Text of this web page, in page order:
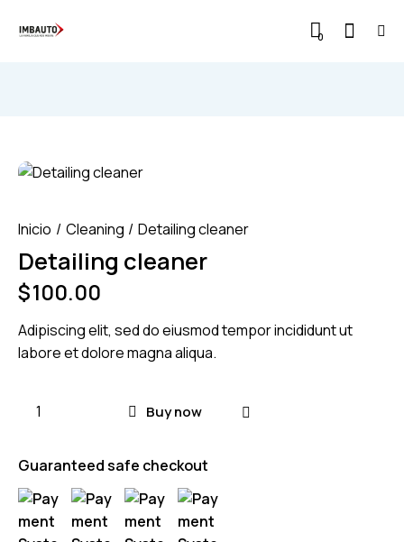
0
Inicio Cleaning Detailing cleaner
Detailing cleaner
$100.00
Adipiscing elit, sed do eiusmod tempor incididunt ut
labore et dolore magna aliqua.
Buy now
Guaranteed safe checkout